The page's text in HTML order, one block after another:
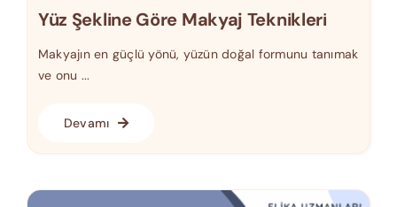
Yüz Şekline Göre Makyaj Teknikleri
Makyajın en güçlü yönü, yüzün doğal formunu tanımak
ve onu ...
Devamı